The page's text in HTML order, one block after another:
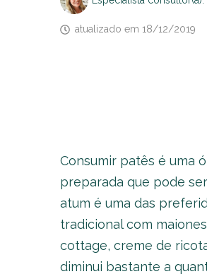
atualizado em 18/12/2019
Consumir patês é uma
preparada que pode
atum é uma das
tradicional com
cottage, creme de
diminui bastante a